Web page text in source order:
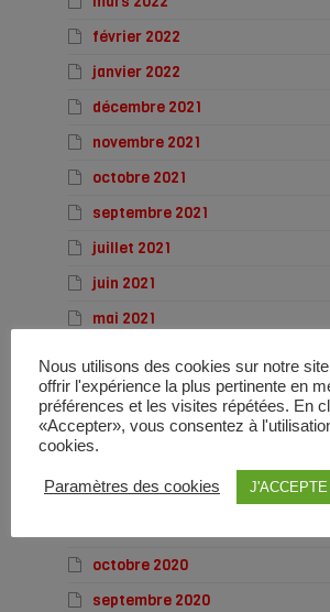
février 2022
janvier 2022
décembre 2021
novembre 2021
octobre 2021
septembre 2021
juillet 2021
juin 2021
mai 2021
mars 2021
février 2021
décembre 2020
octobre 2020
septembre 2020
Nous utilisons des cookies sur notre
offrir l'expérience la plus pertinente en
préférences et les visites répétées. En
«Accepter», vous consentez à
cookies.
Paramètres des cookies J'ACCEPTE